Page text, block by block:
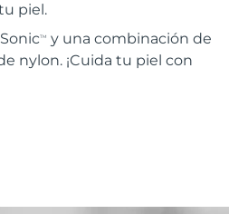
piel.
TM
y una combinación de
nylon. ¡Cuida tu piel con